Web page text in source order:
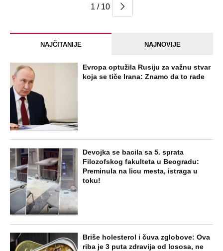
1 / 10
NAJČITANIJE NAJNOVIJE
Evropa optužila Rusiju za važnu stvar
koja se tiče Irana: Znamo da to rade
Devojka se bacila sa 5. sprata
Filozofskog fakulteta u Beogradu:
Preminula na licu mesta, istraga u
toku!
Briše holesterol i čuva zglobove: Ova
riba je 3 puta zdravija od lososa, ne